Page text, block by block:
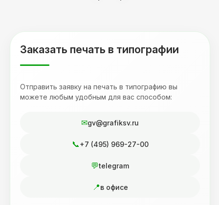
Заказать печать в типографии
Отправить заявку на печать в типографию вы
можете любым удобным для вас способом:
gv@grafiksv.ru
+7 (495) 969-27-00
telegram
в офисе